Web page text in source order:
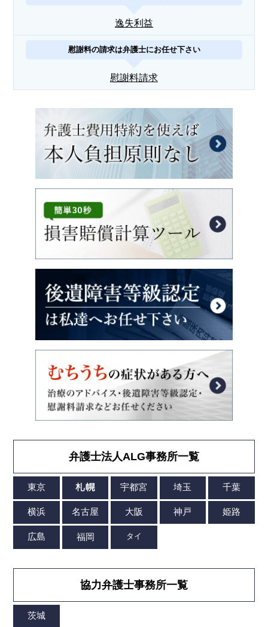
逸失利益
慰謝料の請求は弁護士にお任せ下さい
慰謝料請求
弁護士法人ALG事務所一覧
協力弁護士事務所一覧